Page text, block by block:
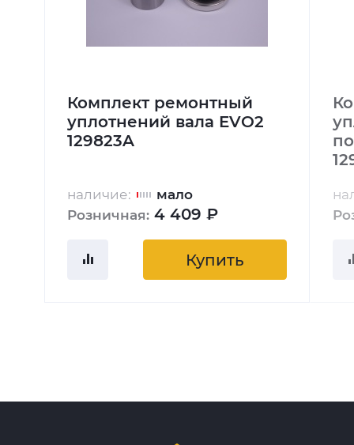
Комплект ремонтный
уплотнений вала EVO2
129823A
наличие:
мало
Розничная: 4 409 ₽
Купить